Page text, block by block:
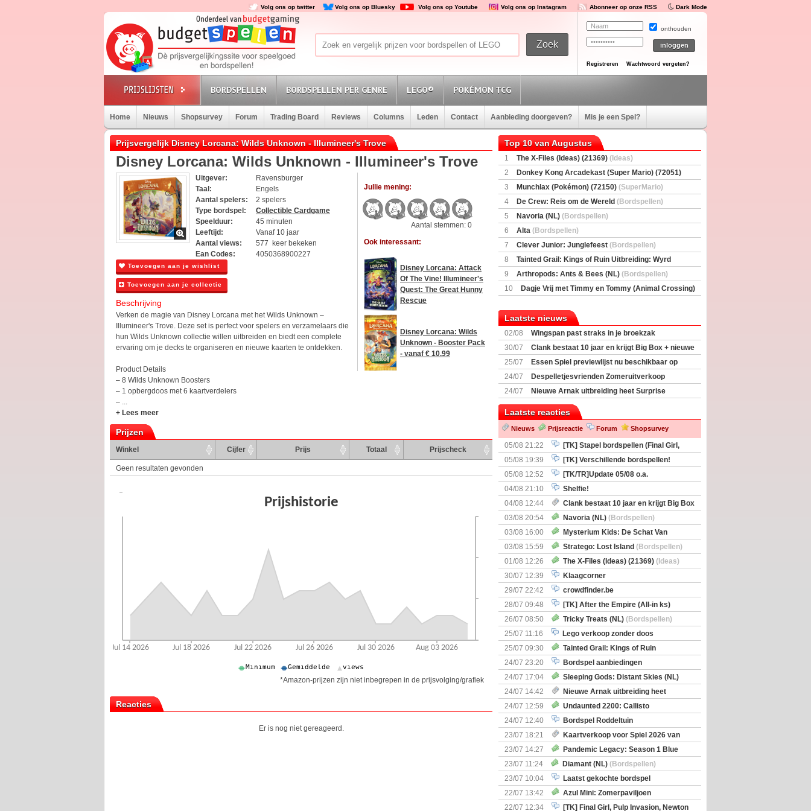
Volg ons op twitter Volg ons op Bluesky Volg ons op Youtube Volg ons op Instagram Abonneer op onze RSS Dark Mode
onthouden
Registreren Wachtwoord vergeten?
BORDSPELLEN BORDSPELLEN PER GENRE LEGO® POKÉMON TCG
Home Nieuws Shopsurvey Forum Trading Board Reviews Columns Leden Contact Aanbieding doorgeven? Mis je een Spel?
Prijsvergelijk Disney Lorcana: Wilds Unknown - Illumineer's Trove
Disney Lorcana: Wilds Unknown - Illumineer's Trove
Uitgever:
Ravensburger
Taal:
Engels
Aantal spelers:
2 spelers
Type bordspel:
Collectible Cardgame
Speelduur:
45 minuten
Leeftijd:
Vanaf 10 jaar
Aantal views:
577 keer bekeken
Ean Codes:
4050368900227
Toevoegen aan je wishlist
Toevoegen aan je collectie
Beschrijving
Verken de magie van Disney Lorcana met het Wilds Unknown –
Illumineer's Trove. Deze set is perfect voor spelers en verzamelaars die
hun Wilds Unknown collectie willen uitbreiden en biedt een complete
ervaring om je decks te organiseren en nieuwe kaarten te ontdekken.
Product Details
– 8 Wilds Unknown Boosters
– 1 opbergdoos met 6 kaartverdelers
– ...
+ Lees meer
Jullie mening:
Aantal stemmen: 0
Ook interessant:
Disney Lorcana: Attack
Of The Vine! Illumineer's
Quest: The Great Hunny
Rescue
Disney Lorcana: Wilds
Unknown - Booster Pack
- vanaf € 10.99
Prijzen
Winkel Cijfer Prijs Totaal Prijscheck
Geen resultaten gevonden
*Amazon-prijzen zijn niet inbegrepen in de prijsvolging/grafiek
Reacties
Er is nog niet gereageerd.
Top 10 van Augustus
1 The X-Files (Ideas) (21369) (Ideas)
2
Donkey Kong Arcadekast (Super Mario) (72051)
(SuperMario)
3 Munchlax (Pokémon) (72150) (SuperMario)
4
De Crew: Reis om de Wereld (Bordspellen)
5
Navoria (NL) (Bordspellen)
6
Alta (Bordspellen)
7
Clever Junior: Junglefeest (Bordspellen)
8
Tainted Grail: Kings of Ruin Uitbreiding: Wyrd
Encounters(Bordspellen)
9 Arthropods: Ants & Bees (NL) (Bordspellen)
10
Dagje Vrij met Timmy en Tommy (Animal Crossing)
Laatste nieuws
02/08
Wingspan past straks in je broekzak
30/07
Clank bestaat 10 jaar en krijgt Big Box + nieuwe
uitbreiding
25/07
Essen Spiel previewlijst nu beschikbaar op
Boardgamegeek
24/07
Despelletjesvrienden Zomeruitverkoop
weekend van start
24/07
Nieuwe Arnak uitbreiding heet Surprise
Laatste reacties
Nieuws Prijsreactie Forum Shopsurvey
05/08 21:22
[TK] Stapel bordspellen (Final Girl,
Nemesis Retaliation, Zombicide Invader)
05/08 19:39
[TK] Verschillende bordspellen!
05/08 12:52
[TK/TR]Update 05/08 o.a.
Prijsverlagingen, Imperium Horizons, 20 Strong
04/08 21:10
Shelfie!
04/08 12:44
Clank bestaat 10 jaar en krijgt Big Box
+ nieuwe uitbreiding
03/08 20:54 Navoria (NL) (Bordspellen)
03/08 16:00
Mysterium Kids: De Schat Van
Kapitein Boe
(Bordspellen)
03/08 15:59 Stratego: Lost Island (Bordspellen)
01/08 12:26
The X-Files (Ideas) (21369) (Ideas)
30/07 12:39
Klaagcorner
29/07 22:42
crowdfinder.be
28/07 09:48
[TK] After the Empire (All-in ks)
26/07 08:50
Tricky Treats (NL) (Bordspellen)
25/07 11:16
Lego verkoop zonder doos
25/07 09:30
Tainted Grail: Kings of Ruin
Uitbreiding: Wyrd Encounters(Bordspellen)
24/07 23:20
Bordspel aanbiedingen
24/07 17:04
Sleeping Gods: Distant Skies (NL)
(Bordspellen)
24/07 14:42
Nieuwe Arnak uitbreiding heet
Surprise Shipments
24/07 12:59
Undaunted 2200: Callisto
(Bordspellen)
24/07 12:40
Bordspel Roddeltuin
23/07 18:21
Kaartverkoop voor Spiel 2026 van
start
23/07 14:27
Pandemic Legacy: Season 1 Blue
(Bordspellen)
23/07 11:24 Diamant (NL) (Bordspellen)
23/07 10:04
Laatst gekochte bordspel
22/07 13:42
Azul Mini: Zomerpaviljoen
(Bordspellen)
22/07 12:34 [TK] Final Girl, Pulp Invasion, Newton